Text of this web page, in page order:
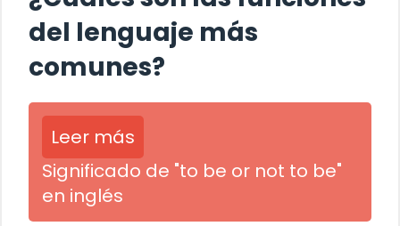
del lenguaje más
comunes?
Leer más
Significado de "to be or not to be"
en inglés